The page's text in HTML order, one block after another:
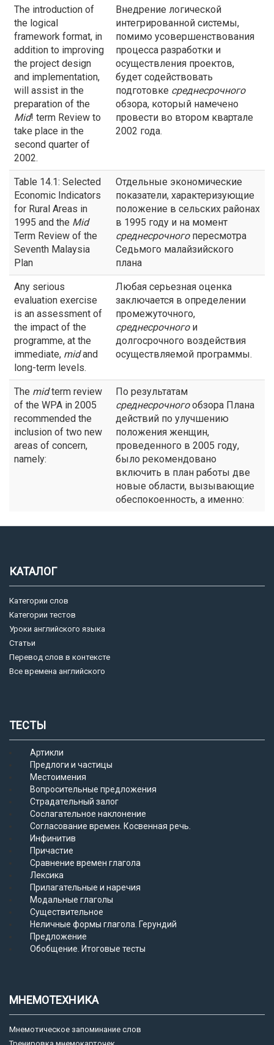
The introduction of
the logical
framework format, in
addition to improving
the project design
and implementation,
will assist in the
preparation of the
Mid! term Review to
take place in the
second quarter of
2002.
Внедрение логической
интегрированной системы,
помимо усовершенствования
процесса разработки и
осуществления проектов,
будет содействовать
подготовке среднесрочного
обзора, который намечено
провести во втором квартале
2002 года.
Table 14.1: Selected
Economic Indicators
for Rural Areas in
1995 and the Mid
Term Review of the
Seventh Malaysia
Plan
Отдельные экономические
показатели, характеризующие
положение в сельских районах
в 1995 году и на момент
среднесрочногопересмотра
Седьмого малайзийского
плана
Any serious
evaluation exercise
is an assessment of
the impact of the
programme, at the
immediate, midand
long-term levels.
Любая серьезная оценка
заключается в определении
промежуточного,
среднесрочногои
долгосрочного воздействия
осуществляемой программы.
The midterm review
of the WPA in 2005
recommended the
inclusion of two new
areas of concern,
namely:
По результатам
среднесрочногообзора Плана
действий по улучшению
положения женщин,
проведенного в 2005 году,
было рекомендовано
включить в план работы две
новые области, вызывающие
обеспокоенность, а именно:
КАТАЛОГ
Категории слов
Категории тестов
Уроки английского языка
Статьи
Перевод слов в контексте
Все времена английского
ТЕСТЫ
Артикли
Предлоги и частицы
Местоимения
Вопросительные предложения
Страдательный залог
Сослагательное наклонение
Согласование времен. Косвенная речь.
Инфинитив
Причастие
Сравнение времен глагола
Лексика
Прилагательные и наречия
Модальные глаголы
Существительное
Неличные формы глагола. Герундий
Предложение
Обобщение. Итоговые тесты
МНЕМОТЕХНИКА
Мнемотическое запоминание слов